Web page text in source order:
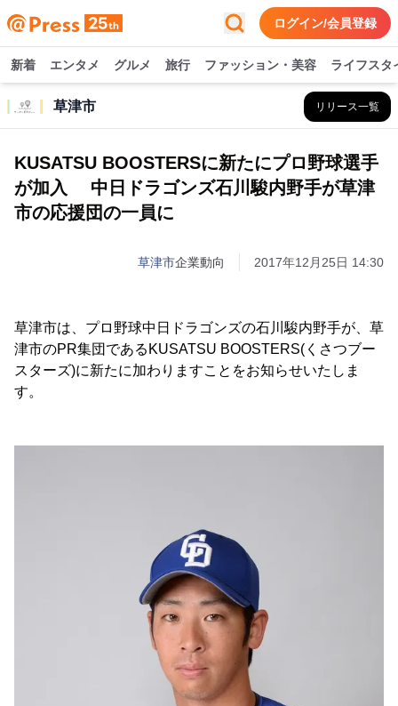
ログイン/会員登録
新着 エンタメ グルメ 旅行 ファッション・美容 ライフスタ
草津市 リリース一覧
KUSATSU BOOSTERSに新たにプロ野球選手
が加入 中日ドラゴンズ石川駿内野手が草津
市の応援団の一員に
草津市企業動向 2017年12月25日 14:30
草津市は、プロ野球中日ドラゴンズの石川駿内野手が、草
津市のPR集団であるKUSATSU BOOSTERS(くさつブー
スターズ)に新たに加わりますことをお知らせいたしま
す。